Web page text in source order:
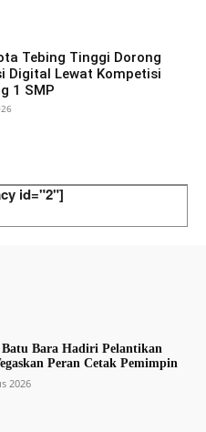
Tebing Tinggi Dorong
Digital Lewat Kompetisi
1 SMP
id="2"]
Bara Hadiri Pelantikan
Peran Cetak Pemimpin
2026